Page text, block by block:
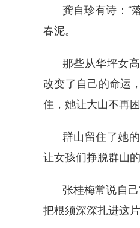
龚自珍有诗：“
春泥。
那些从华坪女
改变了自己的命运
住，她让大山不再困
群山留住了她
让女孩们挣脱群山
张桂梅常说自
把根须深深扎进这